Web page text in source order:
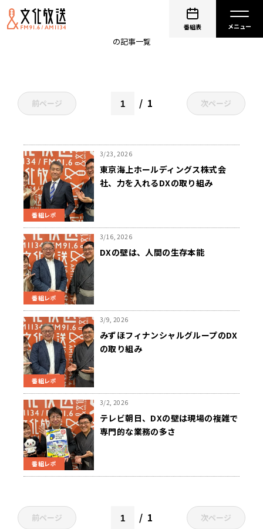
番組表
HENNGE presents BIZ-TECH Lounge
の記事一覧
前ページ 1 次ページ
番組レポ
3/23, 2026
東京海上ホールディングス株式会
社、力を入れるDXの取り組み
番組レポ
3/16, 2026
DXの壁は、人間の生存本能
番組レポ
3/9, 2026
みずほフィナンシャルグループのDX
の取り組み
番組レポ
3/2, 2026
テレビ朝日、DXの壁は現場の複雑で
専門的な業務の多さ
前ページ 1 次ページ